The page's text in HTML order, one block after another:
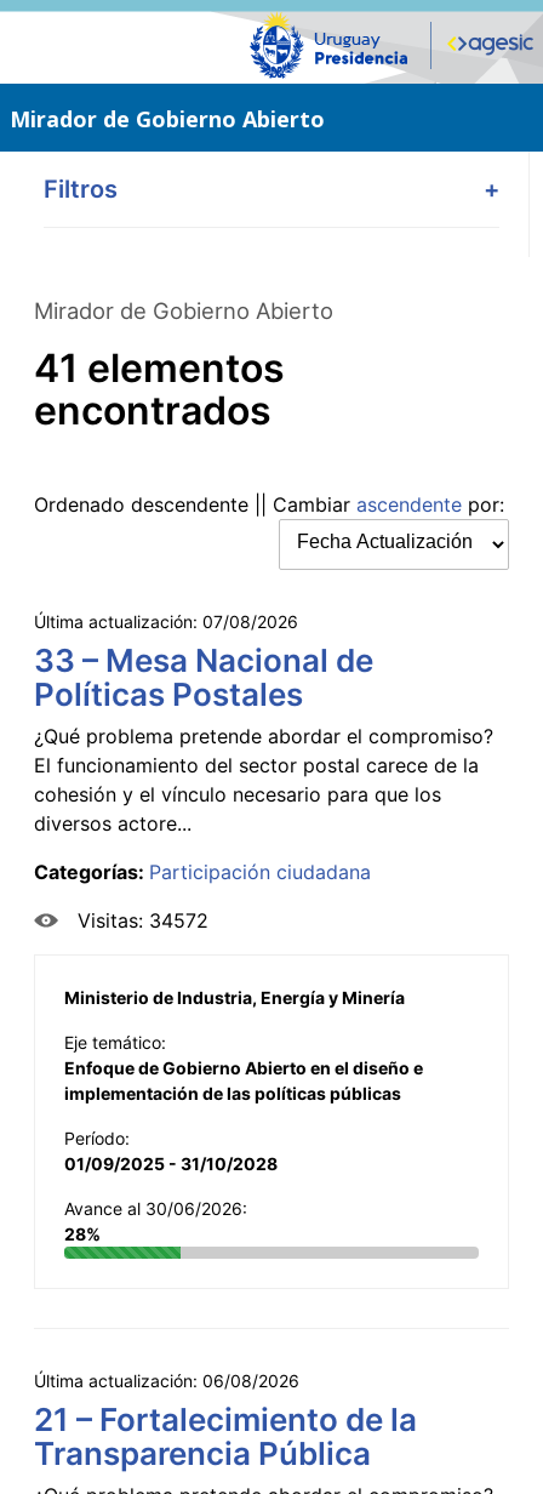
Saltar
Mirador de Gobierno Abierto
Filtros +
Mirador de Gobierno Abierto
41 elementos
encontrados
Ordenado descendente || Cambiar ascendente por:
Última actualización: 07/08/2026
33 – Mesa Nacional de
Políticas Postales
¿Qué problema pretende abordar el compromiso?
El funcionamiento del sector postal carece de la
cohesión y el vínculo necesario para que los
diversos actore...
Categorías: Participación ciudadana
Visitas: 34572
Ministerio de Industria, Energía y Minería
Eje temático:
Enfoque de Gobierno Abierto en el diseño e
implementación de las políticas públicas
Período:
01/09/2025 - 31/10/2028
Avance al 30/06/2026:
28%
Última actualización: 06/08/2026
21 – Fortalecimiento de la
Transparencia Pública